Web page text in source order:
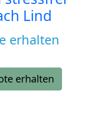
Lind
erhalten
erhalten